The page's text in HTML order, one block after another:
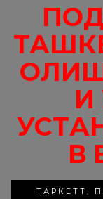
И
В
ТАРКЕТТ,